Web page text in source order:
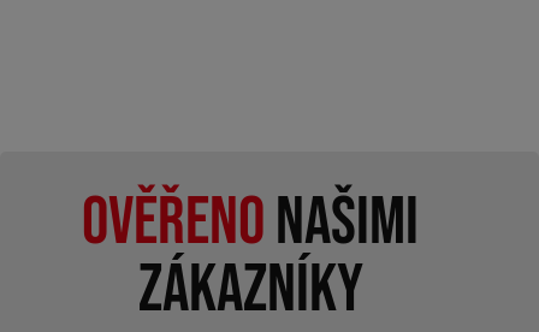
Ověřenonašimi
zákazníky